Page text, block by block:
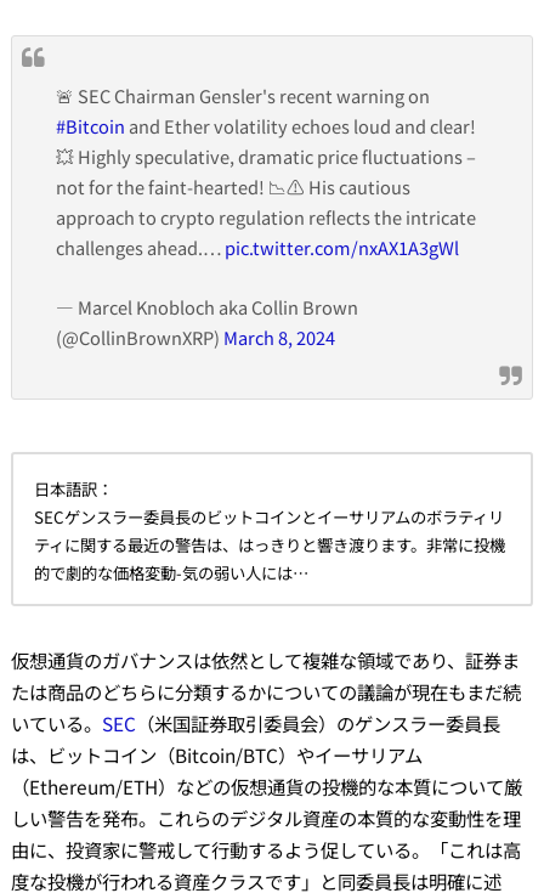
🚨 SEC Chairman Gensler's recent warning on
#Bitcoin and Ether volatility echoes loud and clear!
💥 Highly speculative, dramatic price fluctuations –
not for the faint-hearted! 📉⚠️ His cautious
approach to crypto regulation reflects the intricate
challenges ahead.…pic.twitter.com/nxAX1A3gWl
— Marcel Knobloch aka Collin Brown
(@CollinBrownXRP) March 8, 2024
日本語訳：
SECゲンスラー委員長のビットコインとイーサリアムのボラティリ
ティに関する最近の警告は、はっきりと響き渡ります。非常に投機
的で劇的な価格変動-気の弱い人には…
仮想通貨のガバナンスは依然として複雑な領域であり、証券ま
たは商品のどちらに分類するかについての議論が現在もまだ続
いている。 SEC （米国証券取引委員会）のゲンスラー委員長
は、ビットコイン（Bitcoin/BTC）やイーサリアム
（Ethereum/ETH）などの仮想通貨の投機的な本質について厳
しい警告を発布。これらのデジタル資産の本質的な変動性を理
由に、投資家に警戒して行動するよう促している。「これは高
度な投機が行われる資産クラスです」と同委員長は明確に述